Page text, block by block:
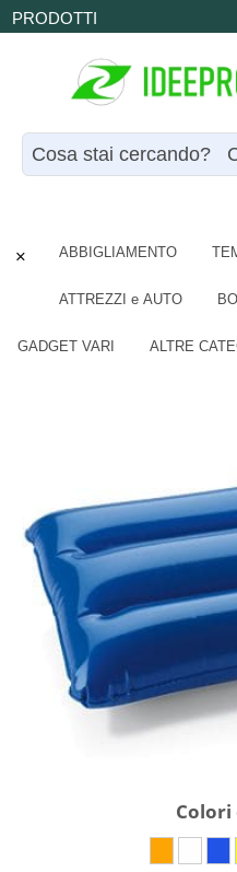
× ABBIGLIAMENTO
ATTREZZI e AUTO
GADGET VARI ALTRE
PRODOTTI